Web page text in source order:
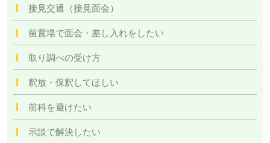
接見交通（接見面会）
留置場で面会・差し入れをしたい
取り調べの受け方
釈放・保釈してほしい
前科を避けたい
示談で解決したい